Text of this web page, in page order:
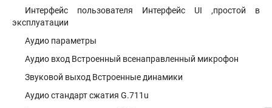
Интерфейс пользователя Интерфейс UI ,простой в
эксплуатации
Аудио параметры
Аудио вход Встроенный всенаправленный микрофон
Звуковой выход Встроенные динамики
Аудио стандарт сжатия G.711u